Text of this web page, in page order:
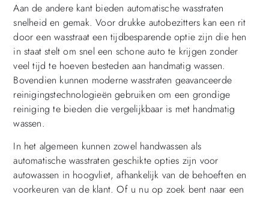
Aan de andere kant bieden automatische wasstraten
snelheid en gemak. Voor drukke autobezitters kan een rit
door een wasstraat een tijdbesparende optie zijn die hen
in staat stelt om snel een schone auto te krijgen zonder
veel tijd te hoeven besteden aan handmatig wassen.
Bovendien kunnen moderne wasstraten geavanceerde
reinigingstechnologieën gebruiken om een grondige
reiniging te bieden die vergelijkbaar is met handmatig
wassen.
In het algemeen kunnen zowel handwassen als
automatische wasstraten geschikte opties zijn voor
autowassen in hoogvliet, afhankelijk van de behoeften en
voorkeuren van de klant. Of u nu op zoek bent naar een